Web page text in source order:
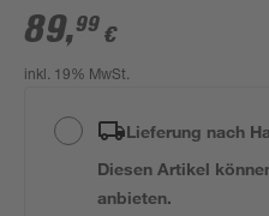
89,99 €
inkl. 19% MwSt.
Lieferung nach
Diesen Artikel
anbieten.